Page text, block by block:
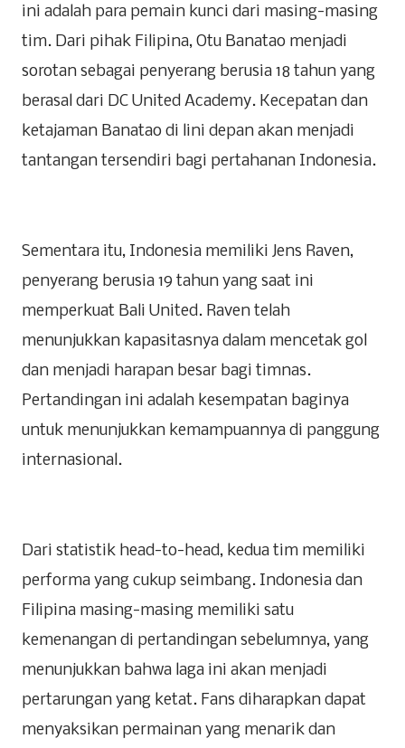
ini adalah para pemain kunci dari masing-masing
tim. Dari pihak Filipina, Otu Banatao menjadi
sorotan sebagai penyerang berusia 18 tahun yang
berasal dari DC United Academy. Kecepatan dan
ketajaman Banatao di lini depan akan menjadi
tantangan tersendiri bagi pertahanan Indonesia.
Sementara itu, Indonesia memiliki Jens Raven,
penyerang berusia 19 tahun yang saat ini
memperkuat Bali United. Raven telah
menunjukkan kapasitasnya dalam mencetak gol
dan menjadi harapan besar bagi timnas.
Pertandingan ini adalah kesempatan baginya
untuk menunjukkan kemampuannya di panggung
internasional.
Dari statistik head-to-head, kedua tim memiliki
performa yang cukup seimbang. Indonesia dan
Filipina masing-masing memiliki satu
kemenangan di pertandingan sebelumnya, yang
menunjukkan bahwa laga ini akan menjadi
pertarungan yang ketat. Fans diharapkan dapat
menyaksikan permainan yang menarik dan